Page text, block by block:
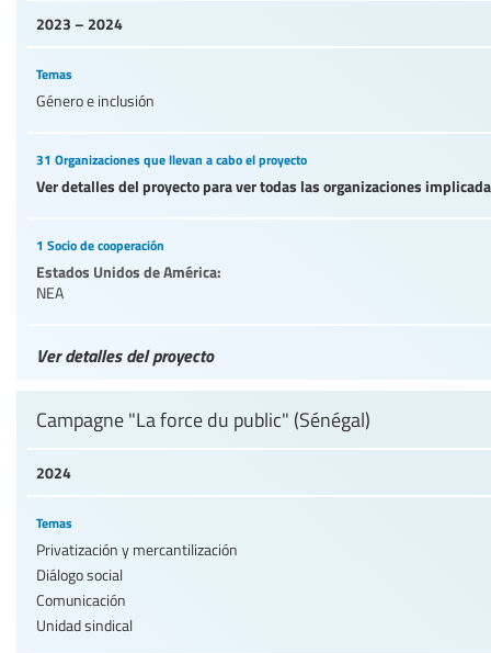
2023 – 2024
Temas
Género e inclusión
31 Organizaciones que llevan a cabo el proyecto
Ver detalles del proyecto para ver todas las organizaciones
1 Socio de cooperación
Estados Unidos de América:
NEA
Ver detalles del proyecto
2024
Campagne "La force du public" (Sénégal)
Temas
Privatización y mercantilización
Diálogo social
Comunicación
Unidad sindical